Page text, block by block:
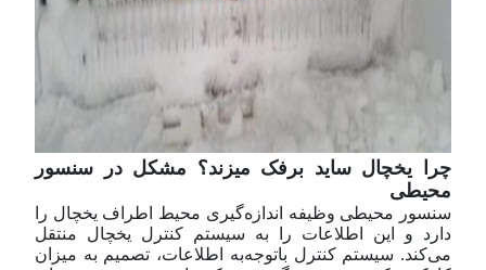
چرا یخچال ساید برفک میزند؟ مشکل در سنسور
محیطی
سنسور محیطی وظیفه اندازه‌گیری محیط اطراف یخچال را
دارد و این اطلاعات را به سیستم کنترل یخچال منتقل
می‌کند. سیستم کنترل با‌توجه‌به اطلاعات، تصمیم به میزان